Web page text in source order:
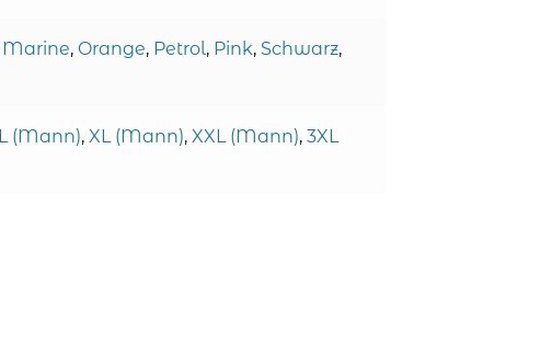
Marine, Orange, Petrol, Pink, Schwarz,
L (Mann), XL (Mann), XXL (Mann), 3XL